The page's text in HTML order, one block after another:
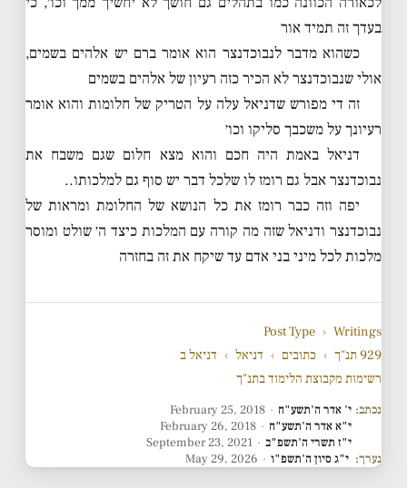
בעדך זה תמיד אור
כשהוא מדבר לנבוכדנצר הוא אומר ברם יש אלהים בשמים,
אולי שנבוכדנצר לא הכיר כזה רעיון של אלהים בשמים
זה די מפורש שדניאל עלה על הטריק של חלומות והוא אומר
רעיונך על משכבך סליקו וכו׳
דניאל באמת היה חכם והוא מצא חלום שגם משבח את
נבוכדנצר אבל גם רומז לו שלכל דבר יש סוף גם למלכותו..
יפה וזה כבר רומז את כל הנושא של החלומת ומראות של
נבוכדנצר ודניאל שזה מה קורה עם המלכות כיצד ה׳ שולט ומוסר
מלכות לכל מיני בני אדם עד שיקח את זה בחזרה
Post Type › Writings
929 תנ"ך
› כתובים › דניאל › דניאל ב
רשימות מקבוצת הלימוד בתנ"ך
נכתב: י' אדר ה'תשע"ח ·
February 25, 2018
י"א אדר ה'תשע"ח ·
February 26, 2018
י"ז תשרי ה'תשפ"ב ·
September 23, 2021
נערך: י"ג סיון ה'תשפ"ו ·
May 29, 2026